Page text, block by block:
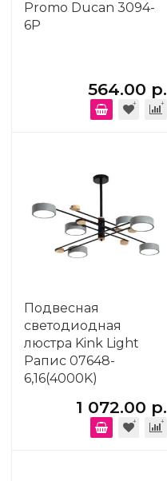
Promo Ducan 3094-
6P
564.00 р.
Подвесная
светодиодная
люстра Kink Light
Рапис 07648-
6,16(4000K)
1 072.00 р.